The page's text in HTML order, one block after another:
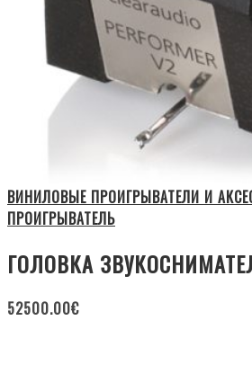
ВИНИЛОВЫЕ ПРОИГРЫВАТЕЛИ И
ПРОИГРЫВАТЕЛЬ
ГОЛОВКА
52500.00€